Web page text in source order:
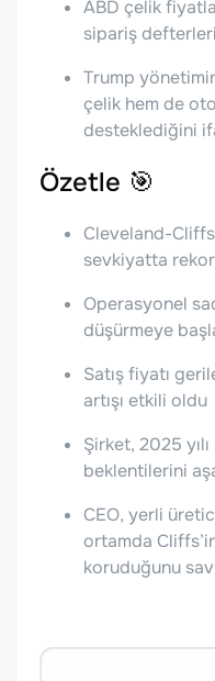
ABD çelik
sipariş
Trump
çelik hem de
desteklediğini
Özetle 🎯
Cleveland-
sevkiyatta rekor
Operasyonel
düşürmeye
Satış fiyatı
artışı etkili oldu
Şirket, 2025
beklentilerini
CEO, yerli
ortamda
koruduğunu